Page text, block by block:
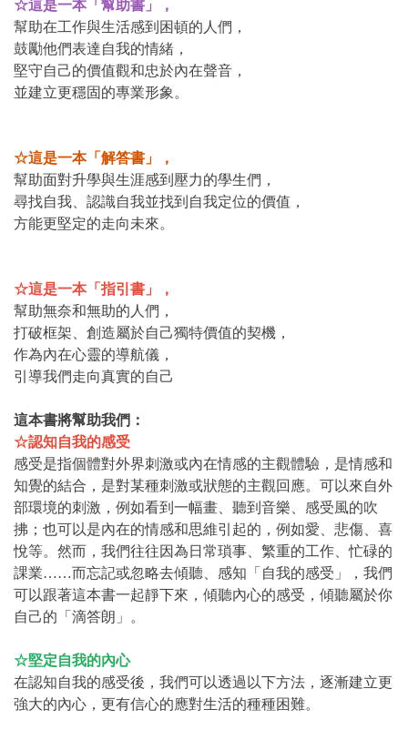
☆這是一本「幫助書」，
幫助在工作與生活感到困頓的人們，
鼓勵他們表達自我的情緒，
堅守自己的價值觀和忠於內在聲音，
並建立更穩固的專業形象。
☆這是一本「解答書」，
幫助面對升學與生涯感到壓力的學生們，
尋找自我、認識自我並找到自我定位的價值，
方能更堅定的走向未來。
☆這是一本「指引書」，
幫助無奈和無助的人們，
打破框架、創造屬於自己獨特價值的契機，
作為內在心靈的導航儀，
引導我們走向真實的自己
這本書將幫助我們：
☆認知自我的感受
感受是指個體對外界刺激或內在情感的主觀體驗，是情感和
知覺的結合，是對某種刺激或狀態的主觀回應。可以來自外
部環境的刺激，例如看到一幅畫、聽到音樂、感受風的吹
拂；也可以是內在的情感和思維引起的，例如愛、悲傷、喜
悅等。然而，我們往往因為日常瑣事、繁重的工作、忙碌的
課業……而忘記或忽略去傾聽、感知「自我的感受」，我們
可以跟著這本書一起靜下來，傾聽內心的感受，傾聽屬於你
自己的「滴答朗」。
☆堅定自我的內心
在認知自我的感受後，我們可以透過以下方法，逐漸建立更
強大的內心，更有信心的應對生活的種種困難。